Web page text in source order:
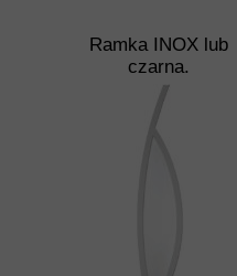
Ramka INOX lub
czarna.